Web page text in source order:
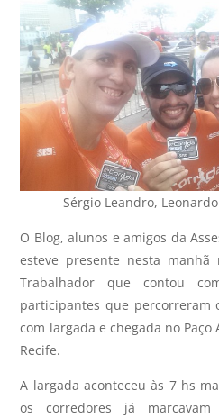
Sérgio Leandro,
O Blog, alunos e amigos da
esteve presente nesta
Trabalhador que contou
participantes que percorreram
com largada e chegada no
Recife.
A largada aconteceu às 7 hs
os corredores já